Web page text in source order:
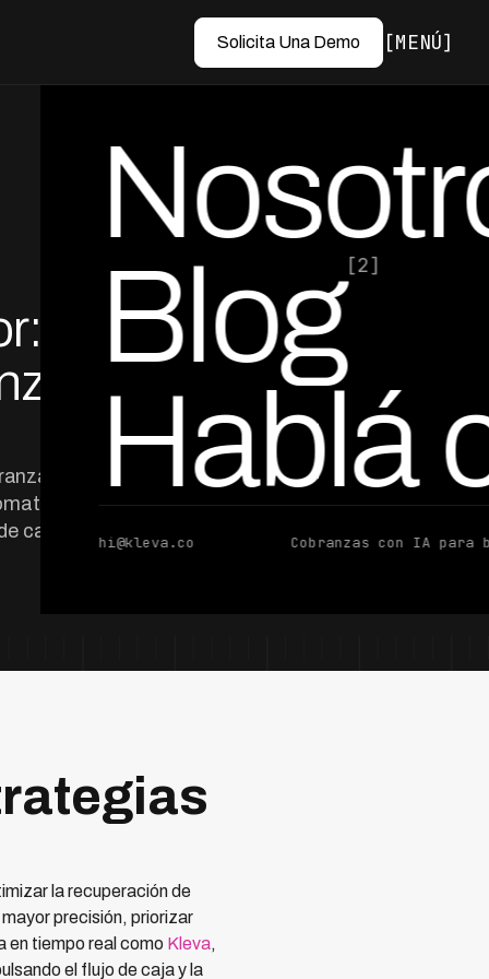
Solicita Una Demo MENÚ
Blog[2]
Hablá
hi@kleva.co Cobranzas con IA para
Explica
y
caja.
por Ed Escobar
Co-Founder & CEO
la recuperación de
precisión, priorizar
tiempo real como Kleva,
el flujo de caja y la